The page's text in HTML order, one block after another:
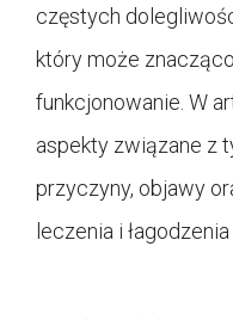
częstych
który może
funkcjonowanie. W
aspekty związane z
przyczyny, objawy
leczenia i